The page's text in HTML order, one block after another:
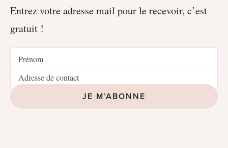
Entrez votre adresse mail pour le recevoir, c’est
gratuit !
JE M’ABONNE